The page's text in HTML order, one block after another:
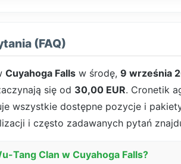
(FAQ)
Cuyahoga Falls w środę, 9 września
się od 30,00 EUR. Cronetik
wszystkie dostępne pozycje i
i często zadawanych pytań
Tang Clan w Cuyahoga Falls?